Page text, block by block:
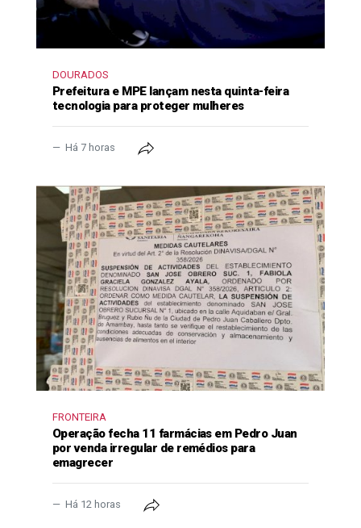
DOURADOS
Prefeitura e MPE lançam nesta quinta-feira
tecnologia para proteger mulheres
Há 7 horas
FRONTEIRA
Operação fecha 11 farmácias em Pedro Juan
por venda irregular de remédios para
emagrecer
Há 12 horas